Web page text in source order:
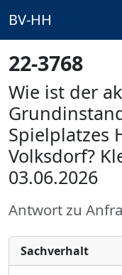
BV-HH
22-3768
Wie ist der
Spielplatzes
Volksdorf?
03.06.2026
Antwort zu
Sachverhalt